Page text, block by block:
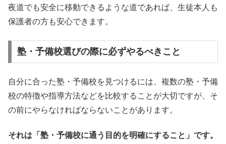
夜道でも安全に移動できるような道であれば、生徒本人も
保護者の方も安心できます。
塾・予備校選びの際に必ずやるべきこと
自分に合った塾・予備校を見つけるには、複数の塾・予備
校の特徴や指導方法などを比較することが大切ですが、そ
の前にやらなければならないことがあります。
それは「塾・予備校に通う目的を明確にすること」です。